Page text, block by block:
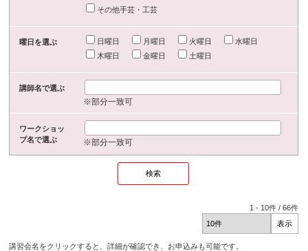
その他手芸・工芸
曜日を選ぶ 日曜日 月曜日 火曜日
水曜日
木曜日
金曜日 土曜日
講師名で選ぶ
※部分一致可
ワークショッ
プ名で選ぶ
※部分一致可
1 - 10件 /66件
講習会名をクリックすると、詳細が確認でき、お申込みも可能です。